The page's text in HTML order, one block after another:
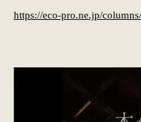
https://eco-pro.ne.jp/